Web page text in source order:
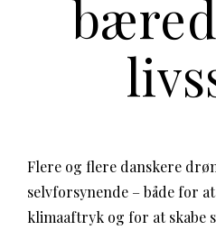
Flere og flere danskere
selvforsynende – både for
klimaaftryk og for at skabe